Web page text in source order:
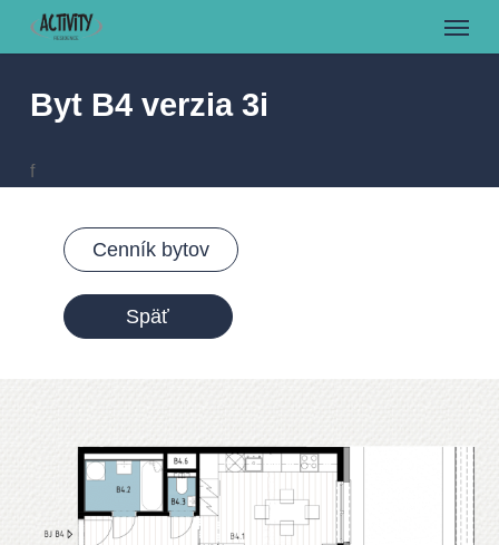
content
Menu
Byt B4 verzia 3i
f
Cenník bytov
Späť